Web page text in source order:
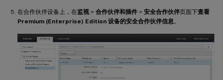
在合作伙伴设备上，在监视 > 合作伙伴和插件 > 安全合作伙伴页面下查看
Premium (Enterprise) Edition 设备的安全合作伙伴信息。